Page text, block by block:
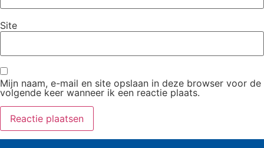
Site
Mijn naam, e-mail en site opslaan in deze browser voor de
volgende keer wanneer ik een reactie plaats.